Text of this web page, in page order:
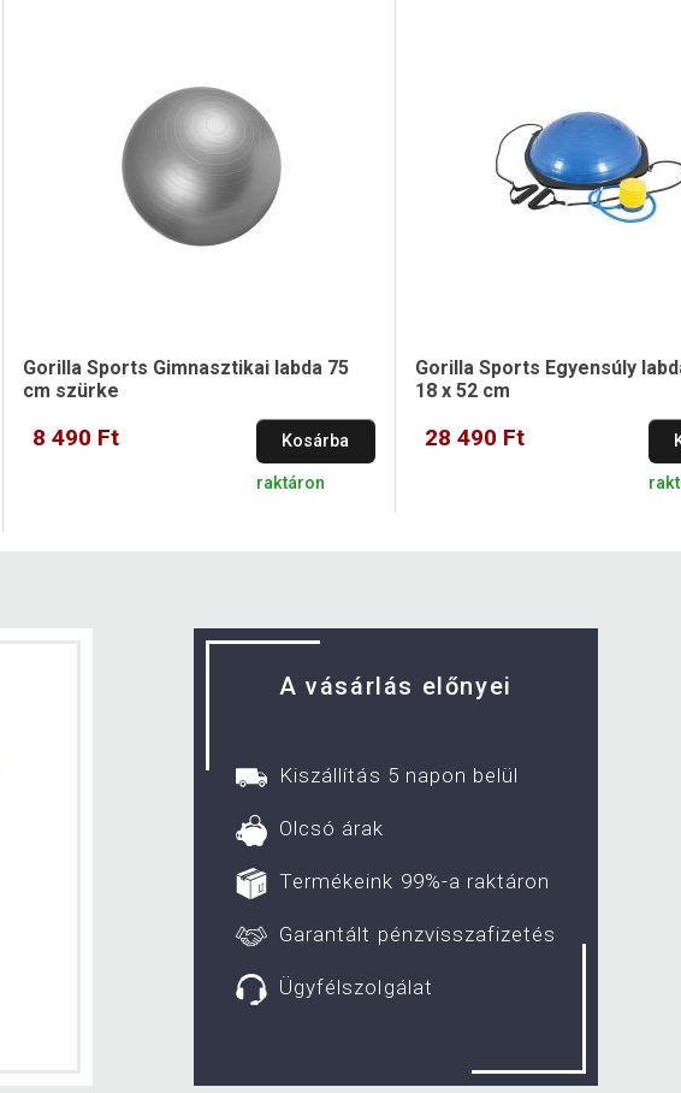
Gorilla Sports Gimnasztikai labda 75
cm szürke
8 490 Ft Kosárba
raktáron
Gorilla Sports Egyensúly
18 x 52 cm
28 490 Ft
A vásárlás előnyei
Kiszállítás 5 napon belül
Olcsó árak
Termékeink 99%-a raktáron
Garantált pénzvisszafizetés
Ügyfélszolgálat